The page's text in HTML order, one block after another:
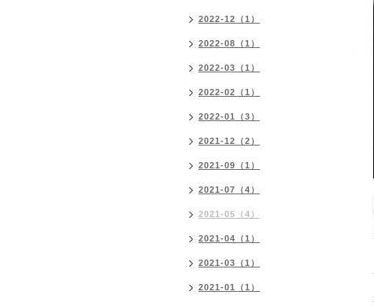
2022-12（1）
2022-08（1）
2022-03（1）
2022-02（1）
2022-01（3）
2021-12（2）
2021-09（1）
2021-07（4）
2021-05（4）
2021-04（1）
2021-03（1）
2021-01（1）